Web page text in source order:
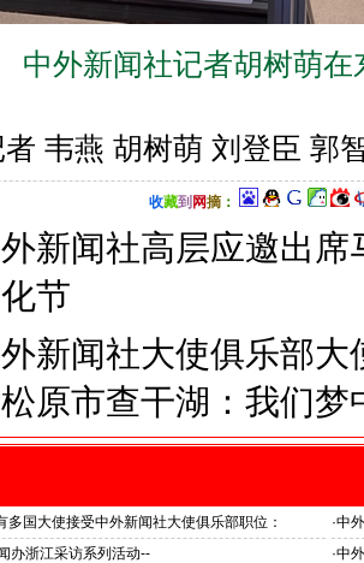
中外新闻社记者胡树萌
者 韦燕 胡树萌 刘登臣
收藏到 网摘：
新闻社高层应邀出
节
新闻社大使俱乐部大
原市查干湖：我们梦
国大使接受中外新闻社大使俱乐部职位：
于心相通
·中
办浙江采访系列活动--
·中